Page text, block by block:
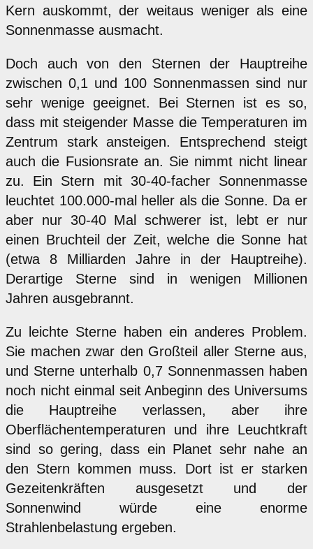
Kern auskommt, der weitaus weniger als eine
Sonnenmasse ausmacht.
Doch auch von den Sternen der Hauptreihe
zwischen 0,1 und 100 Sonnenmassen sind nur
sehr wenige geeignet. Bei Sternen ist es so,
dass mit steigender Masse die Temperaturen im
Zentrum stark ansteigen. Entsprechend steigt
auch die Fusionsrate an. Sie nimmt nicht linear
zu. Ein Stern mit 30-40-facher Sonnenmasse
leuchtet 100.000-mal heller als die Sonne. Da er
aber nur 30-40 Mal schwerer ist, lebt er nur
einen Bruchteil der Zeit, welche die Sonne hat
(etwa 8 Milliarden Jahre in der Hauptreihe).
Derartige Sterne sind in wenigen Millionen
Jahren ausgebrannt.
Zu leichte Sterne haben ein anderes Problem.
Sie machen zwar den Großteil aller Sterne aus,
und Sterne unterhalb 0,7 Sonnenmassen haben
noch nicht einmal seit Anbeginn des Universums
die Hauptreihe verlassen, aber ihre
Oberflächentemperaturen und ihre Leuchtkraft
sind so gering, dass ein Planet sehr nahe an
den Stern kommen muss. Dort ist er starken
Gezeitenkräften ausgesetzt und der
Sonnenwind würde eine enorme
Strahlenbelastung ergeben.